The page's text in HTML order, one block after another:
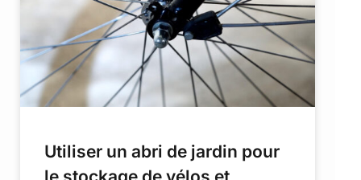
Utiliser un abri de jardin pour